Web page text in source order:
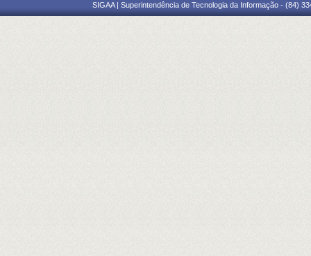
SIGAA | Superintendência de Tecnologia da Informação - (84)